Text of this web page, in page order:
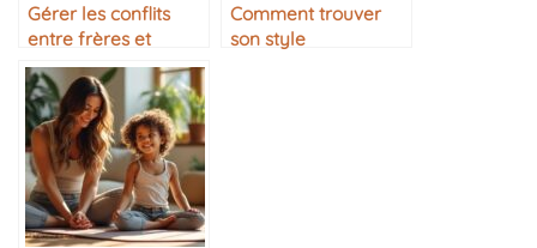
Gérer les conflits
entre frères et
sœurs
Comment trouver
son style